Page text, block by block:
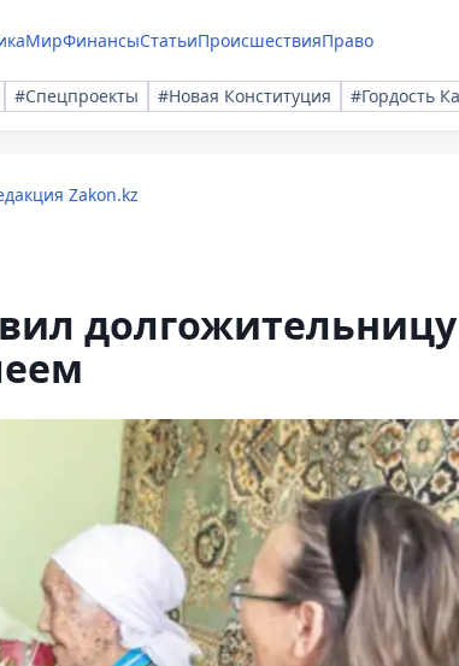
МирФинансыСтатьиПроисшествияПраво
#Спецпроекты #Новая Конституция #Гордость
Zakon.kz
долгожительницу